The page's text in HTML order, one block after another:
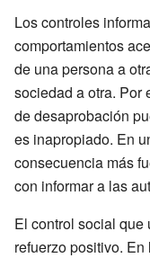
Los controles
comportamientos
de una persona a
sociedad a otra. Por
de desaprobación
es inapropiado. En
consecuencia más
con informar a las
El control social que
refuerzo positivo.